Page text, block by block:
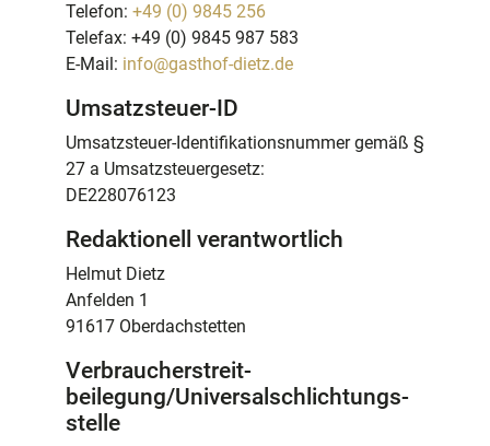
Telefon: +49 (0) 9845 256
Telefax: +49 (0) 9845 987 583
E-Mail: info@gasthof-dietz.de
Umsatzsteuer-ID
Umsatzsteuer-Identifikationsnummer gemäß §
27 a Umsatzsteuergesetz:
DE228076123
Redaktionell verantwortlich
Helmut Dietz
Anfelden 1
91617 Oberdachstetten
Verbraucher­streit­
beilegung/Universal­schlichtungs­
stelle